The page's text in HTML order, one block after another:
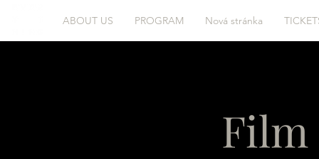
ABOUT US PROGRAM Nová stránka
Film